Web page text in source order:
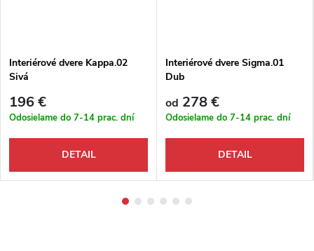
Interiérové dvere Kappa.02
Sivá
196 €
Odosielame do 7-14 prac. dní
DETAIL
Interiérové dvere Sigma.01
Dub
od 278 €
Odosielame do 7-14 prac. dní
DETAIL